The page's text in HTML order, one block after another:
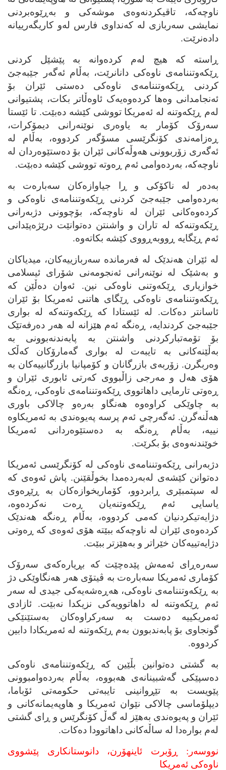
ناوچه‌که‌، تاقیکردنه‌وه‌ی موشه‌کی و به‌ڕێوه‌بردنی
نمایشی سه‌ربازی له‌ که‌نداوی فارس له‌و کاریگه‌رییانه‌
داده‌نرێت.
ڕاسته‌ که‌ هیچ له‌م کرده‌وانه‌ به‌ پێشێل کردنی
ڕێکه‌وتننامه‌ی ناوه‌کی دانانرێت، به‌ڵام ئه‌گه‌ر جێبه‌جێ
کردنی ڕێکه‌وتننامه‌ی ناوه‌کی ده‌ستی ئێران بۆ
ئه‌نجامدانی وه‌ها کرده‌وه‌یه‌ک ئاوه‌ڵاتر بکات، پشتیوانی
له‌م ڕێکه‌وتنه‌ له‌ ئه‌مریکا تووشی کێشه‌ ده‌بێت. تا ئێستا
سه‌رۆک کۆمار به‌ یاوه‌ری نوێنه‌رانی دیمۆکرات،
ڕه‌زامه‌ندی کۆنگرێسی مسۆگه‌ر کردووه‌، به‌ڵام له‌
ئه‌گه‌ری زۆربوونی هه‌وڵه‌کانی ئێران بۆ ده‌ستێوه‌ردان له‌
ناوچه‌که‌، به‌رده‌وامی ئه‌م ڕه‌وته‌ تووشی کێشه‌ ده‌بێت.
به‌ده‌ر له‌ ناکۆکی و ڕا جیاوازه‌کان سه‌باره‌ت به‌
به‌رده‌وامی جێبه‌جێ کردنی ڕێکه‌وتننامه‌ی ناوه‌کی و
کرده‌وه‌کانی ئێران له‌ ناوچه‌که‌، بۆچوونی دژبه‌رانی
ڕێکه‌وتنه‌که‌ له‌ تاران و واشنتن ده‌توانێت درێژه‌پێدانی
ئه‌م ڕێگایه‌ ڕووبه‌ڕووی کێشه‌ بکاته‌وه‌.
له‌ ئێران هه‌ندێک له‌ فه‌رمانده‌ سه‌ربازییه‌کان، میدیاکان
و به‌شێک له‌ نوێنه‌رانی ئه‌نجومه‌نی شۆرای ئیسلامی
خوازیاری ڕێکه‌وتنی ناوه‌کی نین. ئه‌وان ده‌ڵێن که‌
ڕێکه‌وتننامه‌ی ناوه‌کی ڕێگای هاتنی ئه‌مریکا بۆ ئێران
ئاسانتر ده‌کات. له‌ ئێستادا که‌ ڕێکه‌وتنه‌که‌ له‌ بواری
جێبه‌جێ کردندایه‌، ڕه‌نگه‌ ئه‌م هێزانه‌ له‌ هه‌ر ده‌رفه‌تێک
بۆ تۆمه‌تبارکردنی واشنتن به‌ پابه‌ندنه‌بوونی به‌
به‌ڵێنه‌کانی به‌ تایبه‌ت له‌ بواری گه‌مارۆکان که‌ڵک
وه‌ربگرن. زۆربه‌ی بازرگانان و کۆمپانیا بازرگانییه‌کان به‌
هۆی هه‌ل و مه‌رجی زاڵبووی که‌رتی ئابوری ئێران و
ڕه‌وتی تارمایی داهاتووی ڕێکه‌وتننامه‌ی ناوه‌کی، ڕه‌نگه‌
به‌ چاوێکی کراوه‌وه‌ هه‌نگاو به‌ره‌و چالاکی باوری
هه‌ڵنه‌گرن. ئه‌گه‌رچی ئه‌م پرسه‌ په‌یوه‌ندی به‌ ئه‌مریکاوه‌
نییه‌، به‌ڵام ڕه‌نگه‌ به‌ ده‌ستێوه‌ردانی ئه‌مریکا
خوێندنه‌وه‌ی بۆ بکرێت.
دژبه‌رانی ڕێکه‌وتننامه‌ی ناوه‌کی له‌ کۆنگرێسی ئه‌مریکا
ده‌توانن کێشه‌ی له‌به‌رده‌مدا بخوڵقێنن. پاش ئه‌وه‌ی که‌
له‌ سپتمبێری ڕابردوو، کۆماریخوازه‌کان به‌ ڕێڕه‌وی
یاسایی ئه‌م ڕێکه‌وتنه‌یان ڕه‌ت نه‌کرده‌وه‌،
دژایه‌تیکردنیان که‌می کردووه‌، به‌ڵام ڕه‌نگه‌ هه‌ندێک
کرده‌وه‌ی ئێران له‌ ناوچه‌که‌ ببێته‌ هۆی ئه‌وه‌ی که‌ ڕه‌وتی
دژایه‌تییه‌کان خێراتر و به‌هێزتر ببێت.
سه‌ره‌ڕای ئه‌مه‌ش پێده‌چێت که‌ بڕیاره‌که‌ی سه‌رۆک
کۆماری ئه‌مریکا سه‌باره‌ت به‌ ڤیتۆی هه‌ر هه‌نگاوێکی دژ
به‌ ڕێکه‌وتننامه‌ی ناوه‌کی، هه‌ڕه‌شه‌یه‌کی جیدی له‌ سه‌ر
ئه‌م ڕێکه‌وتنه‌ له‌ داهاتوویه‌کی نزیکدا نه‌بێت. ئازادی
ئه‌مریکییه‌ ده‌ست به‌ سه‌رکراوه‌کان به‌ستێنێکی
گونجاوی بۆ پابه‌ندبوون به‌م ڕێکه‌وتنه‌ له‌ ئه‌مریکادا دابین
کردووه‌.
به‌ گشتی ده‌توانین بڵێین که‌ ڕێکه‌وتننامه‌ی ناوه‌کی
ده‌سپێکی گه‌شبینانه‌ی هه‌بووه‌، به‌ڵام به‌رده‌وامبوونی
پێویست به‌ تێڕوانینی تایبه‌تی حکومه‌تی ئۆباما،
دیپلۆماسی چالاکی نێوان ئه‌مریکا و هاوپه‌یمانه‌کانی و
ئێران و په‌یوه‌ندی به‌هێز له‌ گه‌ڵ کۆنگرێس و ڕای گشتی
له‌م بواره‌دا له‌ ساڵه‌کانی داهاتوودا ده‌کات.
نووسه‌ر: ڕۆبرت ئاینهۆرن، دانوستانکاری پێشووی
ناوه‌کی ئه‌مریکا